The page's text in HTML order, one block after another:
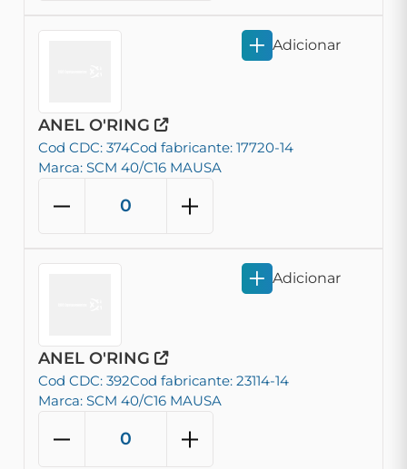
ANEL O'RING
Cod CDC: 374Cod fabricante: 17720-14
Marca: SCM 40/C16 MAUSA
Adicionar
ANEL O'RING
Cod CDC: 392Cod fabricante: 23114-14
Marca: SCM 40/C16 MAUSA
Adicionar